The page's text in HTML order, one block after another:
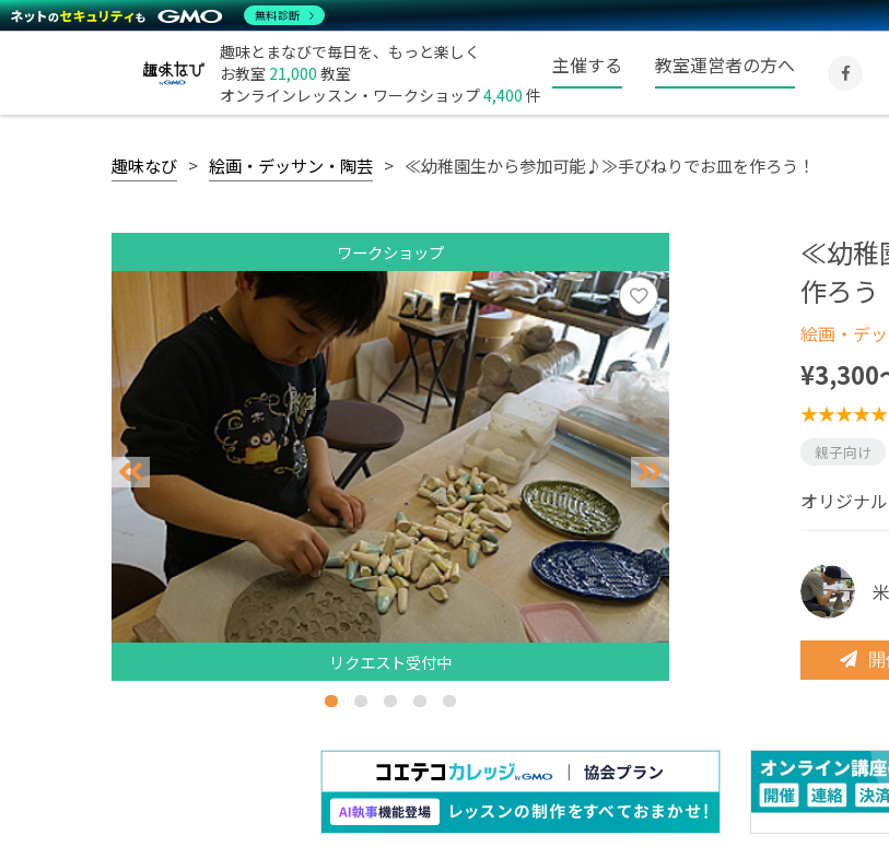
趣味とまなびで毎日を、もっと楽しく
お教室 21,000 教室
オンラインレッスン・ワークショップ4,400 件
主催する 教室運営者の方へ
趣味なび 絵画・デッサン・陶芸 ≪幼稚園生から参加可能♪≫手びねりでお皿を作ろう！
ワークショップ
リクエスト受付中
≪幼稚
作ろう
絵画・デ
¥3,300
親子向け
オリジナ
無料診断